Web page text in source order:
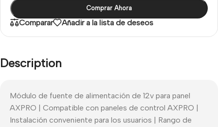
Comprar Ahora
Comparar Añadir a la lista de deseos
Description
Módulo de fuente de alimentación de 12v para panel
AXPRO | Compatible con paneles de control AXPRO |
Instalación conveniente para los usuarios | Rango de